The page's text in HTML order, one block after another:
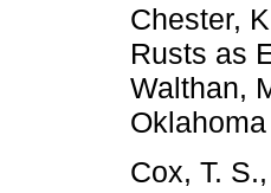
Chester,
Rusts as
Walthan,
Cox, T.